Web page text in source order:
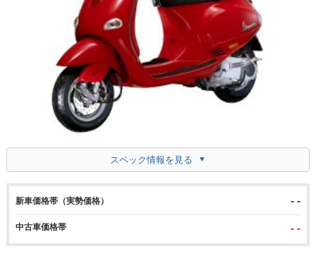
スペック情報を見る
新車価格帯（実勢価格） - -
中古車価格帯 - -